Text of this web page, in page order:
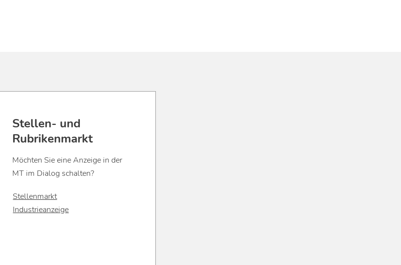
Stellen- und
Rubrikenmarkt
Möchten Sie eine Anzeige in der
MT im Dialog schalten?
Stellenmarkt
Industrieanzeige